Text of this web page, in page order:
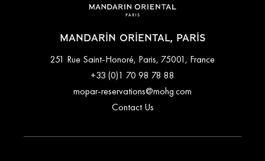
MANDARIN ORIENTAL, PARIS
251 Rue Saint-Honoré, Paris, 75001, France
+33 (0)1 70 98 78 88
mopar-reservations@mohg.com
Contact Us